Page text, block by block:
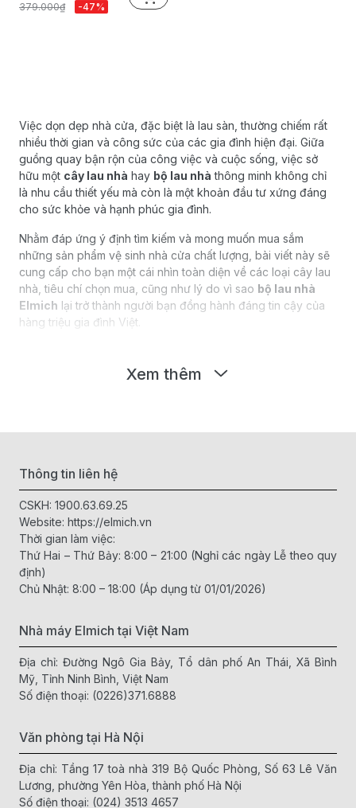
379.000₫ -47%
Việc dọn dẹp nhà cửa, đặc biệt là lau sàn, thường chiếm rất
nhiều thời gian và công sức của các gia đình hiện đại. Giữa
guồng quay bận rộn của công việc và cuộc sống, việc sở
hữu một cây lau nhà hay bộ lau nhà thông minh không chỉ
là nhu cầu thiết yếu mà còn là một khoản đầu tư xứng đáng
cho sức khỏe và hạnh phúc gia đình.
Nhằm đáp ứng ý định tìm kiếm và mong muốn mua sắm
những sản phẩm vệ sinh nhà cửa chất lượng, bài viết này sẽ
cung cấp cho bạn một cái nhìn toàn diện về các loại cây lau
nhà, tiêu chí chọn mua, cũng như lý do vì sao bộ lau nhà
Elmich lại trở thành người bạn đồng hành đáng tin cậy của
hàng triệu gia đình Việt.
lau nhà chất lượng lại quan trọng?
cũng có thể làm sạch nhà cửa. Tuy nhiên, sự khác biệt giữa
lại những giá trị to lớn hơn bạn tưởng:
Tiết kiệm tối đa thời gian và công sức:Các loại cây
lau nhà thông minh hiện nay được thiết kế với cơ chế tự
vắt hoặc vắt xoay li tâm 360 độ. Bạn không cần phải
dùng tay vắt nước một cách thủ công, mệt nhọc. Chỉ
với vài thao tác nhấn nhẹ nhàng, bông lau đã đạt được
nhàng và không tốn sức lực.
xuyên với nước bẩn và hóa chất tẩy rửa sàn nhà là
nguyên nhân chính gây ra tình trạng khô da, bong
tróc, hoặc viêm da tiếp xúc. Một cây lau nhàtốt với cơ
chế vắt thông minh sẽ giúp đôi bàn tay bạn hoàn toàn
cách ly với hóa chất, bảo vệ sức khỏe lâu dài.
công nghiệp, sàn gạch men hay đá hoa cương đều có
những yêu cầu làm sạch khác nhau. Nếu sử dụng
bông lau kém chất lượng hoặc chổi lau giữ quá nhiều
nước, sàn gỗ rất dễ bị phồng rộp, nấm mốc. Bông lau
sợi Microfiber cao cấp trên các bộ lau nhà chuẩn chất
Xem thêm
Thông tin liên hệ
CSKH: 1900.63.69.25
Website: https://elmich.vn
Thời gian làm việc:
Thứ Hai – Thứ Bảy: 8:00 – 21:00 (Nghỉ các ngày Lễ theo quy
định)
Chủ Nhật: 8:00 – 18:00 (Áp dụng từ 01/01/2026)
Nhà máy Elmich tại Việt Nam
Địa chỉ: Đường Ngô Gia Bảy, Tổ dân phố An Thái, Xã Bình
Mỹ, Tỉnh Ninh Bình, Việt Nam
Số điện thoại: (0226)371.6888
Văn phòng tại Hà Nội
Địa chỉ: Tầng 17 toà nhà 319 Bộ Quốc Phòng, Số 63 Lê Văn
Lương, phường Yên Hòa, thành phố Hà Nội
Số điện thoại: (024) 3513 4657